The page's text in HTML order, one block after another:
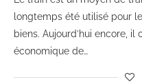
longtemps été utilisé pour
biens. Aujourd’hui encore,
économique de…